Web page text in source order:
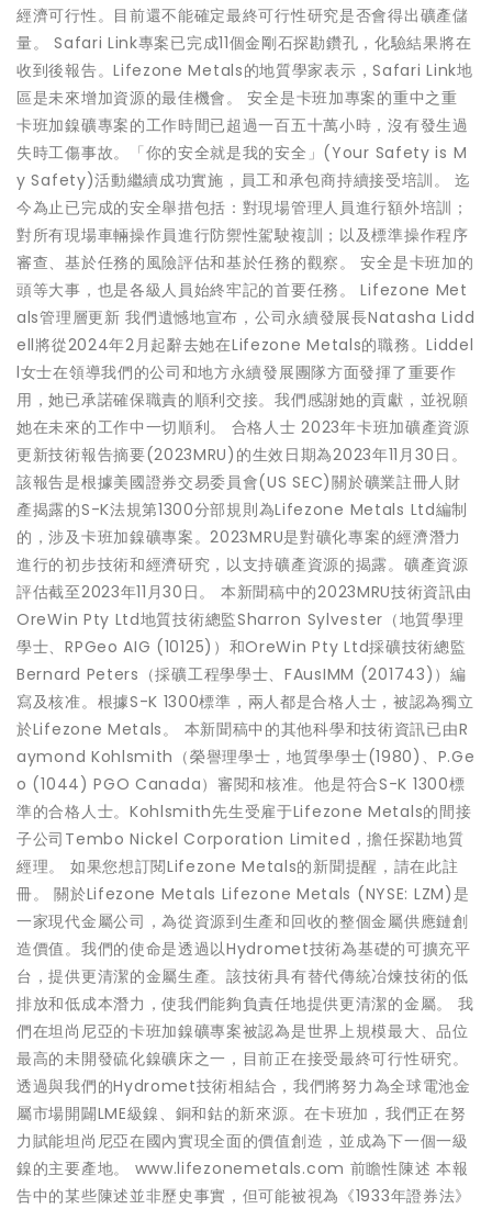
經濟可行性。目前還不能確定最終可行性研究是否會得出礦產儲
量。 Safari Link專案已完成11個金剛石探勘鑽孔，化驗結果將在
收到後報告。Lifezone Metals的地質學家表示，Safari Link地
區是未來增加資源的最佳機會。 安全是卡班加專案的重中之重
卡班加鎳礦專案的工作時間已超過一百五十萬小時，沒有發生過
失時工傷事故。「你的安全就是我的安全」(Your Safety is M
y Safety)活動繼續成功實施，員工和承包商持續接受培訓。 迄
今為止已完成的安全舉措包括：對現場管理人員進行額外培訓；
對所有現場車輛操作員進行防禦性駕駛複訓；以及標準操作程序
審查、基於任務的風險評估和基於任務的觀察。 安全是卡班加的
頭等大事，也是各級人員始終牢記的首要任務。 Lifezone Met
als管理層更新 我們遺憾地宣布，公司永續發展長Natasha Lidd
ell將從2024年2月起辭去她在Lifezone Metals的職務。Liddel
l女士在領導我們的公司和地方永續發展團隊方面發揮了重要作
用，她已承諾確保職責的順利交接。我們感謝她的貢獻，並祝願
她在未來的工作中一切順利。 合格人士 2023年卡班加礦產資源
更新技術報告摘要(2023MRU)的生效日期為2023年11月30日。
該報告是根據美國證券交易委員會(US SEC)關於礦業註冊人財
產揭露的S-K法規第1300分部規則為Lifezone Metals Ltd編制
的，涉及卡班加鎳礦專案。2023MRU是對礦化專案的經濟潛力
進行的初步技術和經濟研究，以支持礦產資源的揭露。礦產資源
評估截至2023年11月30日。 本新聞稿中的2023MRU技術資訊由
OreWin Pty Ltd地質技術總監Sharron Sylvester（地質學理
學士、RPGeo AIG (10125)）和OreWin Pty Ltd採礦技術總監
Bernard Peters（採礦工程學學士、FAusIMM (201743)）編
寫及核准。根據S-K 1300標準，兩人都是合格人士，被認為獨立
於Lifezone Metals。 本新聞稿中的其他科學和技術資訊已由R
aymond Kohlsmith（榮譽理學士，地質學學士(1980)、P.Ge
o (1044) PGO Canada）審閱和核准。他是符合S-K 1300標
準的合格人士。Kohlsmith先生受雇于Lifezone Metals的間接
子公司Tembo Nickel Corporation Limited，擔任探勘地質
經理。 如果您想訂閱Lifezone Metals的新聞提醒，請在此註
冊。 關於Lifezone Metals Lifezone Metals (NYSE: LZM)是
一家現代金屬公司，為從資源到生產和回收的整個金屬供應鏈創
造價值。我們的使命是透過以Hydromet技術為基礎的可擴充平
台，提供更清潔的金屬生產。該技術具有替代傳統冶煉技術的低
排放和低成本潛力，使我們能夠負責任地提供更清潔的金屬。 我
們在坦尚尼亞的卡班加鎳礦專案被認為是世界上規模最大、品位
最高的未開發硫化鎳礦床之一，目前正在接受最終可行性研究。
透過與我們的Hydromet技術相結合，我們將努力為全球電池金
屬市場開闢LME級鎳、銅和鈷的新來源。在卡班加，我們正在努
力賦能坦尚尼亞在國內實現全面的價值創造，並成為下一個一級
鎳的主要產地。 www.lifezonemetals.com 前瞻性陳述 本報
告中的某些陳述並非歷史事實，但可能被視為《1933年證券法》